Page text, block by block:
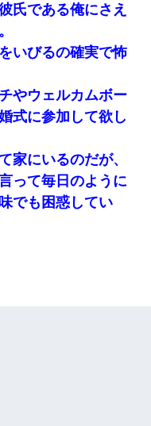
氏である俺にさえ
いびるの確実で怖
やウェルカムボー
式に参加して欲し
家にいるのだが、
って毎日のように
でも困惑してい